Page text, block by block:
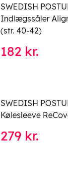
SWEDISH
Indlægssåler
(str. 40-42)
182 kr.
SWEDISH
Kølesleeve
279 kr.